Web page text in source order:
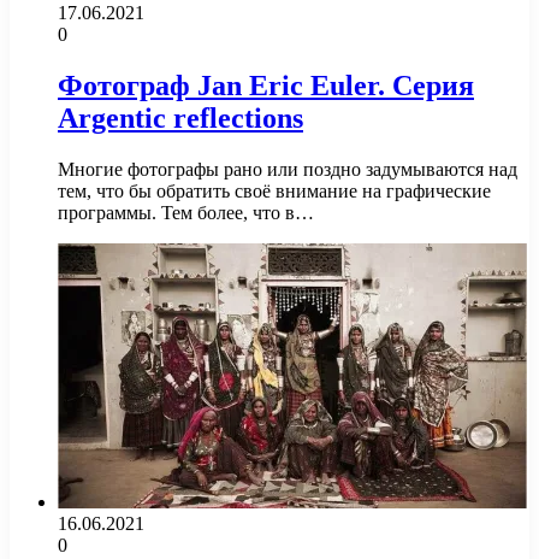
17.06.2021
0
Фотограф Jan Eric Euler. Серия
Argentic reflections
Многие фотографы рано или поздно задумываются над
тем, что бы обратить своё внимание на графические
программы. Тем более, что в…
16.06.2021
0